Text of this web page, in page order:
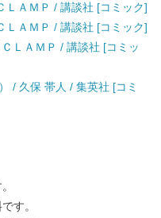
ＬＡＭＰ / 講談社 [コミック]
ＬＡＭＰ / 講談社 [コミック]
ＬＡＭＰ / 講談社 [コミッ
/ 久保 帯人 / 集英社 [コミ
す。